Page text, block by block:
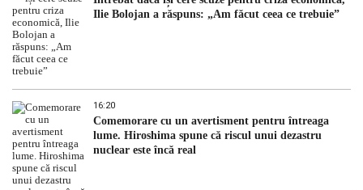
Ilie Bolojan a răspuns: „Am făcut ceea ce trebuie”
16:20
Comemorare cu un avertisment pentru întreaga
lume. Hiroshima spune că riscul unui dezastru
nuclear este încă real